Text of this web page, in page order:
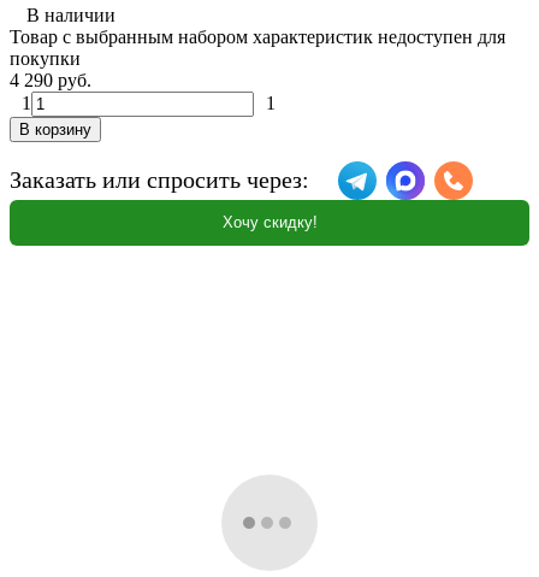
В наличии
Товар с выбранным набором характеристик недоступен для
покупки
4 290 руб.
1
1
В корзину
Заказать или спросить через:
Хочу скидку!